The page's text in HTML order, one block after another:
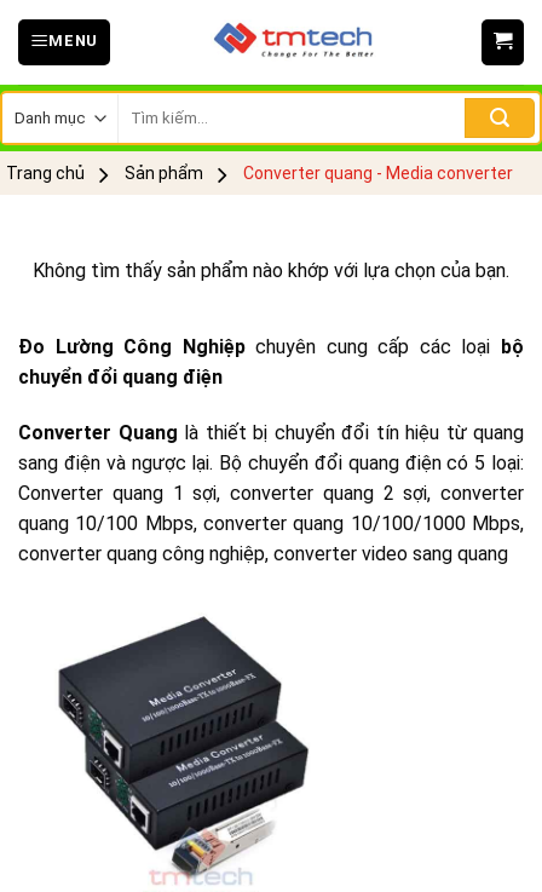
Skip
MENU
kiếm:
Trang chủ Sản phẩm Converter quang - Media converter
Đo Lường Công Nghiệpchuyên cung cấp các loại bộ
chuyển đổi quang điện
Converter Quang là thiết bị chuyển đổi tín hiệu từ quang
sang điện và ngược lại. Bộ chuyển đổi quang điện có 5 loại:
Converter quang 1 sợi, converter quang 2 sợi, converter
quang 10/100 Mbps, converter quang 10/100/1000 Mbps,
converter quang công nghiệp, converter video sang quang
Không tìm thấy sản phẩm nào khớp với lựa chọn của bạn.